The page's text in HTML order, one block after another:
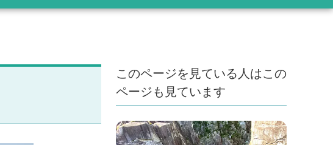
このページを見ている人はこの
ページも見ています